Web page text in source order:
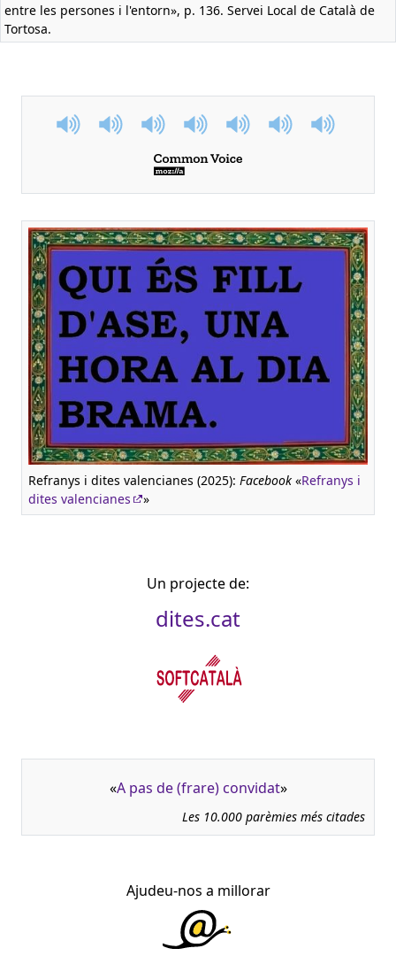
entre les persones i l'entorn», p. 136. Servei Local de Català de
Tortosa.
Refranys i dites valencianes (2025): Facebook «Refranys i
dites valencianes
»
Un projecte de:
dites.cat
«A pas de (frare) convidat»
Les 10.000 parèmies més citades
Ajudeu-nos a millorar